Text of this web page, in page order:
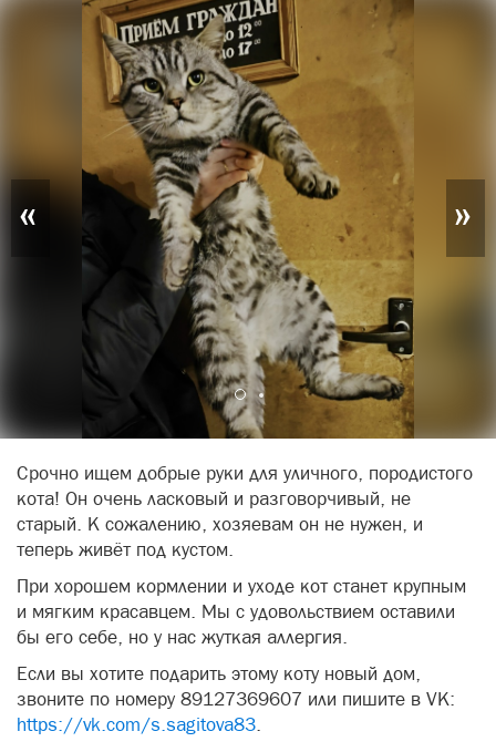
« »
Срочно ищем добрые руки для уличного, породистого
кота! Он очень ласковый и разговорчивый, не
старый. К сожалению, хозяевам он не нужен, и
теперь живёт под кустом.
При хорошем кормлении и уходе кот станет крупным
и мягким красавцем. Мы с удовольствием оставили
бы его себе, но у нас жуткая аллергия.
Если вы хотите подарить этому коту новый дом,
звоните по номеру 89127369607 или пишите в VK:
https://vk.com/s.sagitova83.